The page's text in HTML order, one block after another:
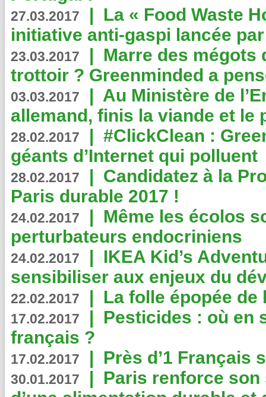
27.03.2017 | La « Food Waste
initiative anti-gaspi lancée
23.03.2017 | Marre des mégots
trottoir ? Greenminded a
03.03.2017 | Au Ministère de
allemand, finis la viande et le
28.02.2017 | #ClickClean :
géants d’Internet qui polluent
28.02.2017 | Candidatez à la
Paris durable 2017 !
24.02.2017 | Même les écolos
perturbateurs endocriniens
24.02.2017 | IKEA Kid’s
sensibiliser aux enjeux du
22.02.2017 | La folle épopée de
17.02.2017 | Pesticides : où en
français ?
17.02.2017 | Près d’1 Français
30.01.2017 | Paris renforce